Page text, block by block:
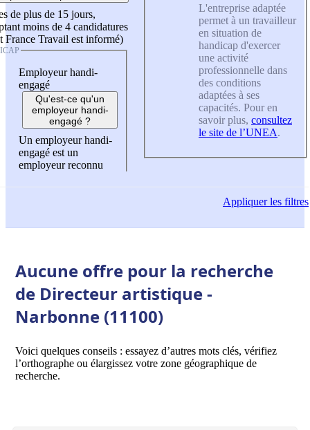
de plus de 15 jours,
moins de 4 candidatures
France Travail est informé)
Employeur handi-
engagé
Qu'est-ce qu'un
employeur handi-
engagé ?
Un employeur handi-
engagé est un
employeur reconnu
L'entreprise adaptée
permet à un travailleur
en situation de
handicap d'exercer
une activité
professionnelle dans
des conditions
adaptées à ses
capacités. Pour en
savoir plus, consultez
le site de l’UNEA.
Appliquerles filtres
Aucune offre pour la recherche
de Directeur artistique -
Narbonne (11100)
Voici quelques conseils : essayez d’autres mots clés, vérifiez
l’orthographe ou élargissez votre zone géographique de
recherche.